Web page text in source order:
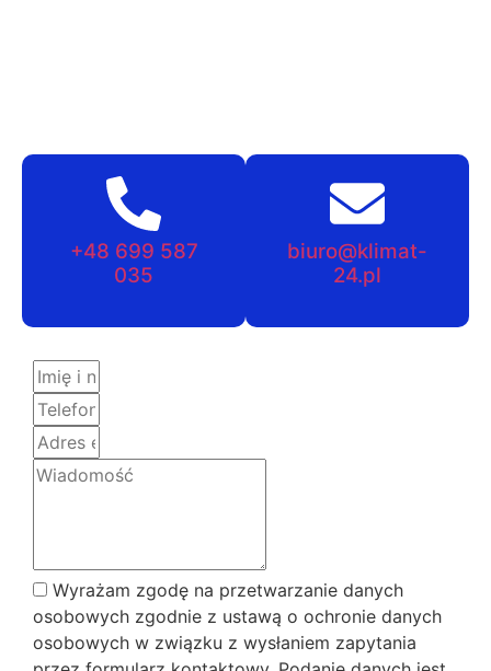
+48 699 587
035
biuro@klimat-
24.pl
Wyrażam zgodę na przetwarzanie danych
osobowych zgodnie z ustawą o ochronie danych
osobowych w związku z wysłaniem zapytania